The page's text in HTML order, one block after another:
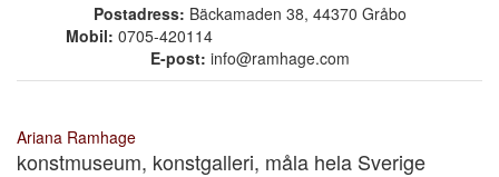
Postadress: Bäckamaden 38, 44370 Gråbo
Mobil: 0705-420114
E-post: info@ramhage.com
Ariana Ramhage
konstmuseum, konstgalleri, måla hela Sverige